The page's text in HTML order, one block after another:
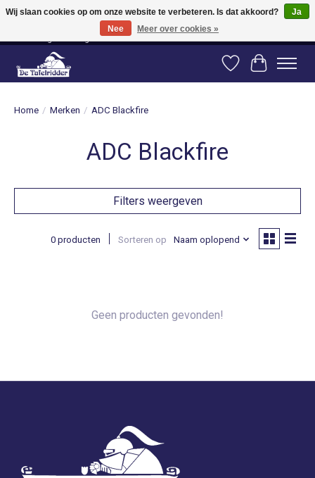
Vanaf 80 euro gratis verzending binnen Nederland! Vanaf 100 euro gratis
verzending naar België en Duitsland!
Verlanglijst
Home / Merken / ADC Blackfire
ADC Blackfire
Filters weergeven
0 producten Sorteren op Naam oplopend
Geen producten gevonden!
Wij slaan cookies op om onze website te verbeteren. Is dat akkoord?
Ja
Nee
Meer over cookies »